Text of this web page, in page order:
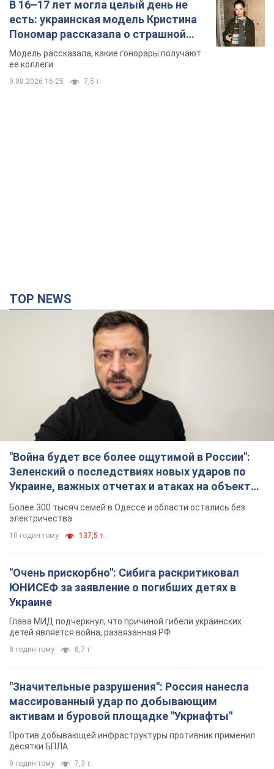
В 16–17 лет могла целый день не
есть: украинская модель Кристина
Пономар рассказала о страшной
стороне модельной карьеры
Модель рассказала, какие гонорары получают
ее коллеги
9.08.2026 16:25 7,5 т.
TOP NEWS
"Война будет все более ощутимой в России":
Зеленский о последствиях новых ударов по
Украине, важных отчетах и атаках на объекты
противника. Видео
Более 300 тысяч семей в Одессе и области остались без
электричества
10 годин тому 137,5 т.
"Очень прискорбно": Сибига раскритиковал
ЮНИСЕФ за заявление о погибших детях в
Украине
Глава МИД подчеркнул, что причиной гибели украинских
детей является война, развязанная РФ
8 годин тому 8,7 т.
"Значительные разрушения": Россия нанесла
массированный удар по добывающим
активам и буровой площадке "Укрнафты"
Против добывающей инфраструктуры противник применил
десятки БПЛА
9 годин тому 7,3 т.